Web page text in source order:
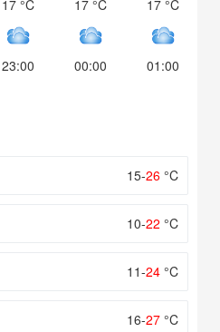
17 °C
23:00
17 °C
00:00
17 °C
01:00
15-26 °C
10-22 °C
11-24 °C
16-27 °C